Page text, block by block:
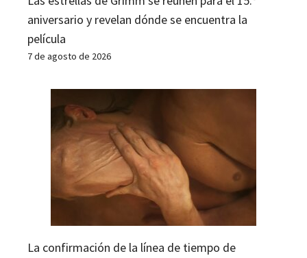
aniversario y revelan dónde se encuentra la
película
7 de agosto de 2026
La confirmación de la línea de tiempo de